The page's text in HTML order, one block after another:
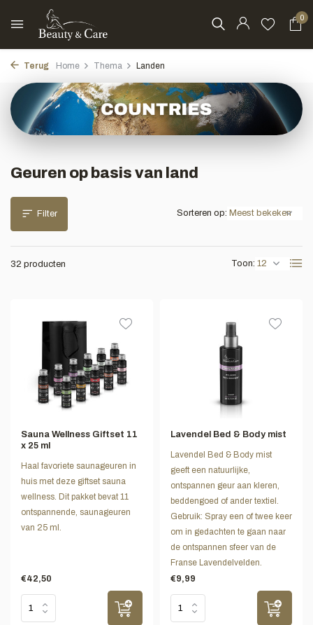
0
Terug Home Thema Landen
Geuren op basis van land
Filter
32 producten Toon:
Sorteren op:
Sauna Wellness Giftset 11
x 25 ml
Haal favoriete saunageuren in
huis met deze giftset sauna
wellness. Dit pakket bevat 11
ontspannende, saunageuren
van 25 ml.
€42,50
Lavendel Bed & Body mist
Lavendel Bed & Body mist
geeft een natuurlijke,
ontspannen geur aan kleren,
beddengoed of ander textiel.
Gebruik: Spray een of twee keer
om in gedachten te gaan naar
de ontspannen sfeer van de
Franse Lavendelvelden.
€9,99